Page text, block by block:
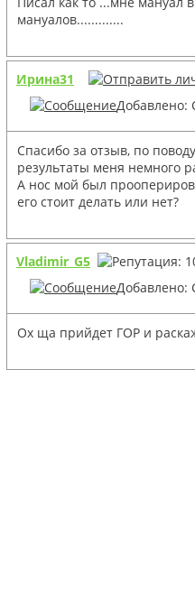
мануалов.............
Ирина31
Добавлено:
Спасибо за отзыв, по
результаты меня немного
А нос мой был
его стоит делать или нет?
Vladimir_G5
Добавлено:
Ох ща прийдет ГОР и